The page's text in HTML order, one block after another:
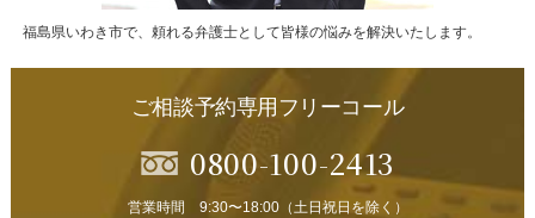
福島県いわき市で、頼れる弁護士として皆様の悩みを解決いたします。
ご相談予約専用フリーコール
0800-100-2413
営業時間 9:30〜18:00（土日祝日を除く）